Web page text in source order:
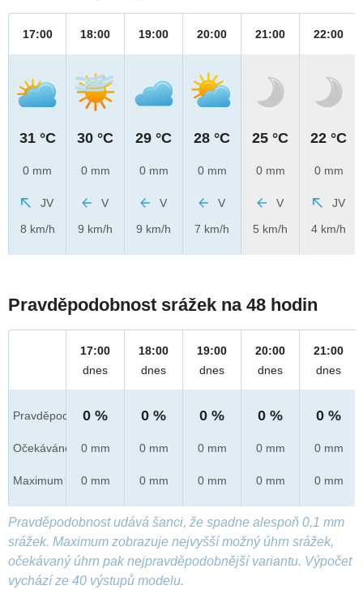
17:00
31 °C
0 mm
JV
8 km/h
18:00
30 °C
0 mm
V
9 km/h
19:00
29 °C
0 mm
V
9 km/h
20:00
28 °C
0 mm
V
7 km/h
21:00
25 °C
0 mm
V
5 km/h
22:00
22 °C
0 mm
JV
4 km/h
Pravděpodobnost srážek na 48 hodin
Pravděpod.
Očekáváno
Maximum
17:00
dnes
0 %
0 mm
0 mm
18:00
dnes
0 %
0 mm
0 mm
19:00
dnes
0 %
0 mm
0 mm
20:00
dnes
0 %
0 mm
0 mm
21:00
dnes
0 %
0 mm
0 mm
Pravděpodobnost udává šanci, že spadne alespoň 0,1 mm
srážek. Maximum zobrazuje nejvyšší možný úhrn srážek,
očekávaný úhrn pak nejpravděpodobnější variantu. Výpočet
vychází ze 40 výstupů modelu.